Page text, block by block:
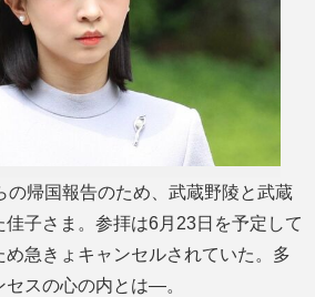
の帰国報告のため、武蔵野陵と武蔵
子さま。参拝は6月23日を予定して
急きょキャンセルされていた。多
スの心の内とは―。